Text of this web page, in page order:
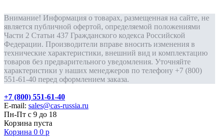
Внимание! Информация о товарах, размещенная на сайте, не
является публичной офертой, определяемой положениями
Части 2 Статьи 437 Гражданского кодекса Российской
Федерации. Производители вправе вносить изменения в
технические характеристики, внешний вид и комплектацию
товаров без предварительного уведомления. Уточняйте
характеристики у наших менеджеров по телефону +7 (800)
551-61-40 перед оформлением заказа.
+7 (800) 551-61-40
E-mail: sales@cas-russia.ru
Пн-Пт с 9 до 18
Корзина пуста
Корзина 0 0 р